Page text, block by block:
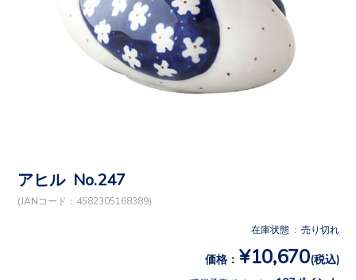
アヒル No.247
(JANコード：4582305168389)
在庫状態 : 売り切れ
価格： ¥10,670(税込)